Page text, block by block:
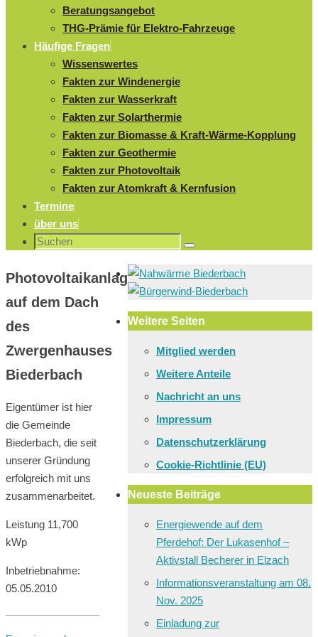
Beratungsangebot
THG-Prämie für Elektro-Fahrzeuge
Häufige Fragen
Wissenswertes
Fakten zur Windenergie
Fakten zur Wasserkraft
Fakten zur Solarthermie
Fakten zur Biomasse & Kraft-Wärme-Kopplung
Fakten zur Geothermie
Fakten zur Photovoltaik
Fakten zur Atomkraft & Kernfusion
Termine
über uns
Suchen
Suchen
Photovoltaikanlage
auf dem Dach
des
Zwergenhauses
Biederbach
Eigentümer ist hier
die Gemeinde
Biederbach, die seit
unserer Gründung
erfolgreich mit uns
zusammenarbeitet.
Leistung 11,700
kWp
Inbetriebnahme:
05.05.2010
Weitere Seiten
Mitglied werden
Weitere Anteile
Nachricht an uns
Impressum
Datenschutzerklärung
Cookie-Richtlinie (EU)
Neueste Beiträge
Energiewende auf dem
Pferdehof: Der Lukasenhof –
Aktivstall Becherer in Elzach
Informationsveranstaltung am 08.
Nov. 2025
Einladung zur